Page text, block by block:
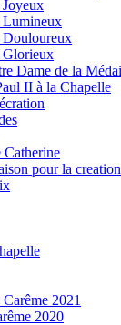
Lumineux
Douloureux
Glorieux
Dame de la
II à la Chapelle
Catherine
pour la creation
2021
2020